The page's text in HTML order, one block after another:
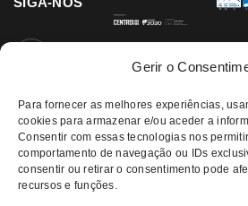
Gerir o
Para fornecer as melhores experiências,
cookies para armazenar e/ou aceder a
Consentir com essas tecnologias nos
comportamento de navegação ou IDs
consentir ou retirar o consentimento pode
recursos e funções.